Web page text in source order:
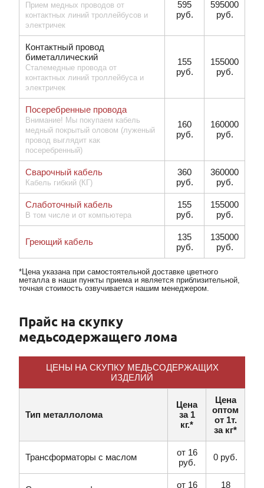
Прием медных проводов от
контактных линий троллейбусов и
электричек
595
руб.
595000
руб.
Контактный провод
биметаллический
Сталемедные провода от
контактных линий троллейбуса и
электричек
155
руб.
155000
руб.
Посеребренные провода
Внимание! Мы покупаем кабель
медный покрытый оловом (луженый
провод выглядит как
посеребренный)
160
руб.
160000
руб.
Сварочный кабель
Кабель гибкий (КГ)
360
руб.
360000
руб.
Слаботочный кабель
В том числе и от компьютера
155
руб.
155000
руб.
Греющий кабель
135
руб.
135000
руб.
*Цена указана при самостоятельной доставке цветного
металла в наши пункты приема и является приблизительной,
точная стоимость озвучивается нашим менеджером.
Прайс на скупку
медьсодержащего лома
ЦЕНЫ НА СКУПКУ МЕДЬСОДЕРЖАЩИХ
ИЗДЕЛИЙ
Тип металлолома
Цена
за 1
кг.*
Цена
оптом
от 1т.
за кг*
Трансформаторы с маслом
от 16
руб.
0 руб.
от 16 18